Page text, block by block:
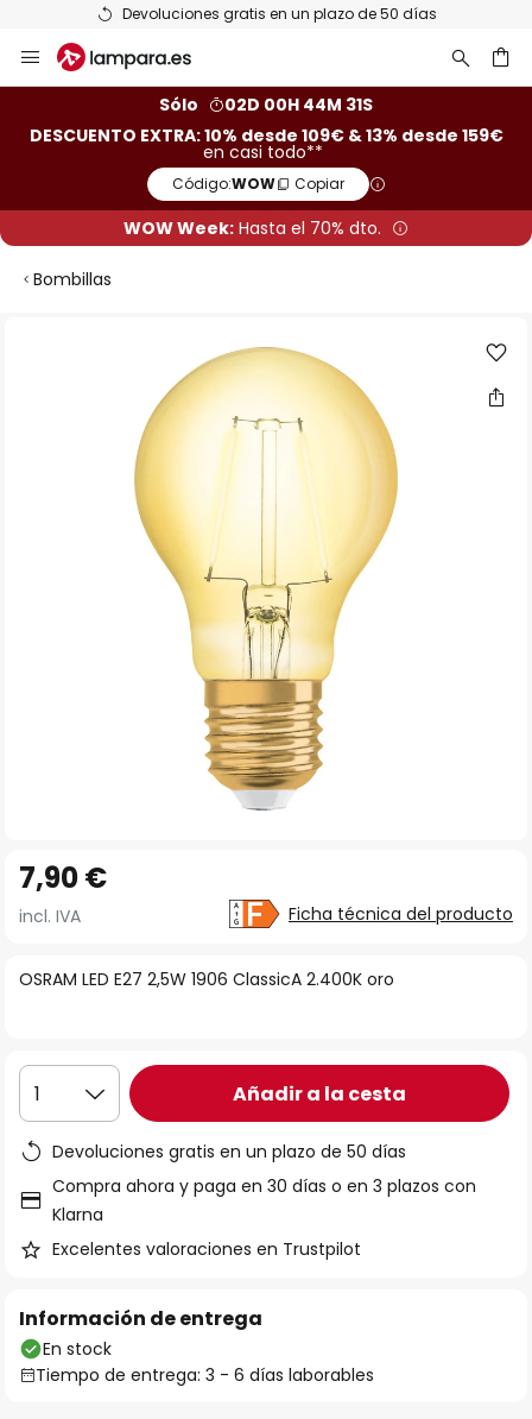
Devoluciones gratis en un plazo de 50 días
al
Sólo
02D 00H 44M 31S
DESCUENTO EXTRA: 10% desde 109€ & 13% desde 159€
en casi todo**
Código:WOW Copiar
WOW Week: Hasta el 70% dto.
Bombillas
comienzo
la
imágenes
OSRAM LED E27 2,5W 1906 ClassicA 2.400K oro
7,90 €
incl. IVA Ficha técnica del producto
1 Añadir a la cesta
Devoluciones gratis en un plazo de 50 días
Compra ahora y paga en 30 días o en 3 plazos con
Klarna
Excelentes valoraciones en Trustpilot
Información de entrega
En stock
Tiempo de entrega: 3 - 6 días laborables